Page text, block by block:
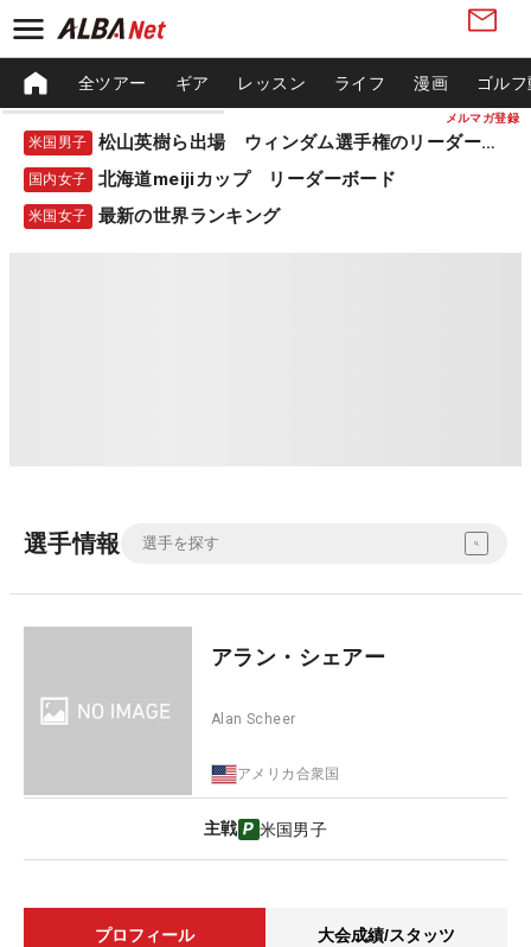
メルマガ登録
全ツアー ギア レッスン ライフ 漫画 ゴル
米国男子 松山英樹ら出場 ウィンダム選手権のリーダーボード
国内女子 北海道meijiカップ リーダーボード
米国女子 最新の世界ランキング
選手情報
アラン・シェアー
Alan Scheer
アメリカ合衆国
主戦 米国男子
プロフィール 大会成績/スタッツ